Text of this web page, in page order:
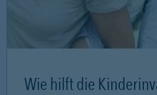
Wie hilft die